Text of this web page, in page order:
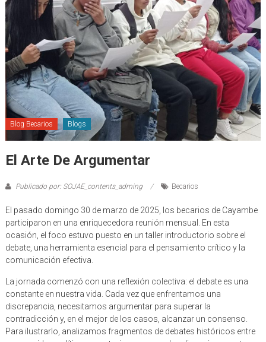
Blog Becarios Blogs
El Arte De Argumentar
Publicado por: SOJAE_contents_adming Becarios
El pasado domingo 30 de marzo de 2025, los becarios de Cayambe
participaron en una enriquecedora reunión mensual. En esta
ocasión, el foco estuvo puesto en un taller introductorio sobre el
debate, una herramienta esencial para el pensamiento crítico y la
comunicación efectiva.
La jornada comenzó con una reflexión colectiva: el debate es una
constante en nuestra vida. Cada vez que enfrentamos una
discrepancia, necesitamos argumentar para superar la
contradicción y, en el mejor de los casos, alcanzar un consenso.
Para ilustrarlo, analizamos fragmentos de debates históricos entre